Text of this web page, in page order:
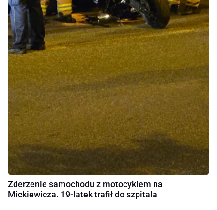
Zderzenie samochodu z motocyklem na
Mickiewicza. 19-latek trafił do szpitala